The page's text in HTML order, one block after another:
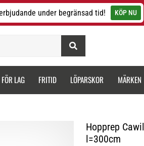
under begränsad tid! KÖP NU
FÖR LAG FRITID LÖPARSKOR MÄRKEN
Hopprep
l=300cm